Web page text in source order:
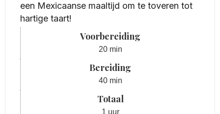
een Mexicaanse maaltijd om te toveren tot
hartige taart!
Voorbereiding
20minuten
min
Bereiding
40minuten
min
Totaal
1 uur
uur